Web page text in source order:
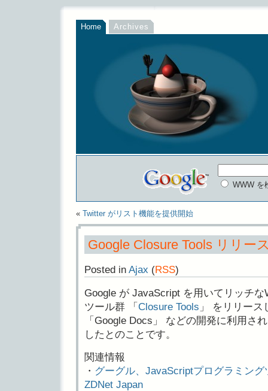
Home Archives
WWW を
« Twitter がリスト機能を提供開始
Google Closure Tools リリー
Posted in Ajax (RSS)
Google が JavaScript を用いてリッチ
ツール群 「 Closure Tools 」 をリリー
「Google Docs」 などの開発に利用さ
したとのことです。
関連情報
・ グーグル、JavaScriptプログラミン
ZDNet Japan